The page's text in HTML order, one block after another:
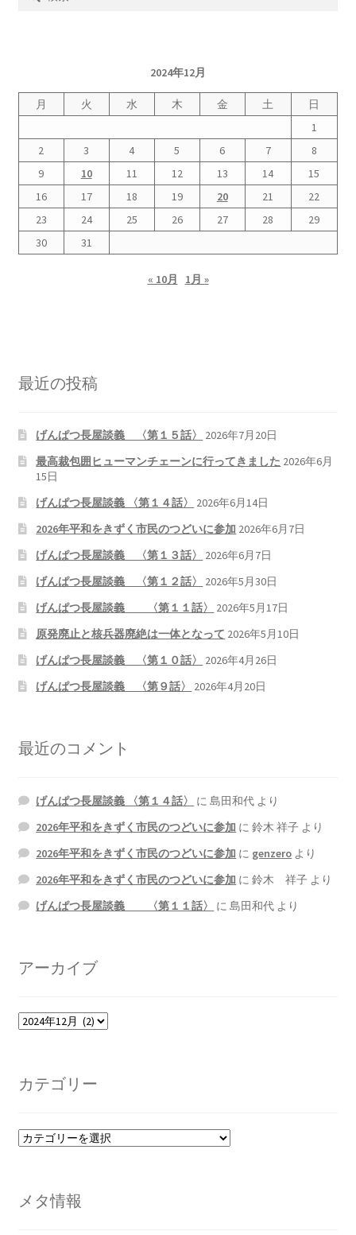
原子力規制委員会「原発60年超運転」正式決定先送
りからわずか5日で、多数決決定
「原発６０年超へ」閣議決定
書籍
2022.12.29 原発事故と甲状腺がん
2023.1.26 「脱原発」成長論
2025.9.30 市民エネルギーと地域主権
2026.5.3 原発を止めた町
2026.5.6 テレビと原発報道の60年
2026.5.15 原発をとめた人びと
問合せ・メルマガ
2024年12月
月 火 水 木 金 土
日
1
2
3 4 5 6 7
8
9
10 11 12 13 14
15
16
17 18 19 20 21
22
23
24 25 26 27 28
29
30
31
« 10月 1月 »
最近の投稿
げんぱつ長屋談義 〈第１５話〉
2026年7月20日
最高裁包囲ヒューマンチェーンに行ってきました 2026年6月
15日
げんぱつ長屋談義 〈第１４話〉
2026年6月14日
2026年平和をきずく市民のつどいに参加 2026年6月7日
げんぱつ長屋談義 〈第１３話〉
2026年6月7日
げんぱつ長屋談義 〈第１２話〉
2026年5月30日
げんぱつ長屋談義 〈第１１話〉
2026年5月17日
原発廃止と核兵器廃絶は一体となって 2026年5月10日
げんぱつ長屋談義 〈第１０話〉
2026年4月26日
げんぱつ長屋談義 〈第９話〉
2026年4月20日
最近のコメント
げんぱつ長屋談義 〈第１４話〉 に島田和代 より
2026年平和をきずく市民のつどいに参加 に鈴木 祥子 より
2026年平和をきずく市民のつどいに参加 に genzero より
2026年平和をきずく市民のつどいに参加 に鈴木 祥子 より
げんぱつ長屋談義 〈第１１話〉
に島田和代 より
アーカイブ
ア
ブ
カテゴリー
カ
ー
メタ情報